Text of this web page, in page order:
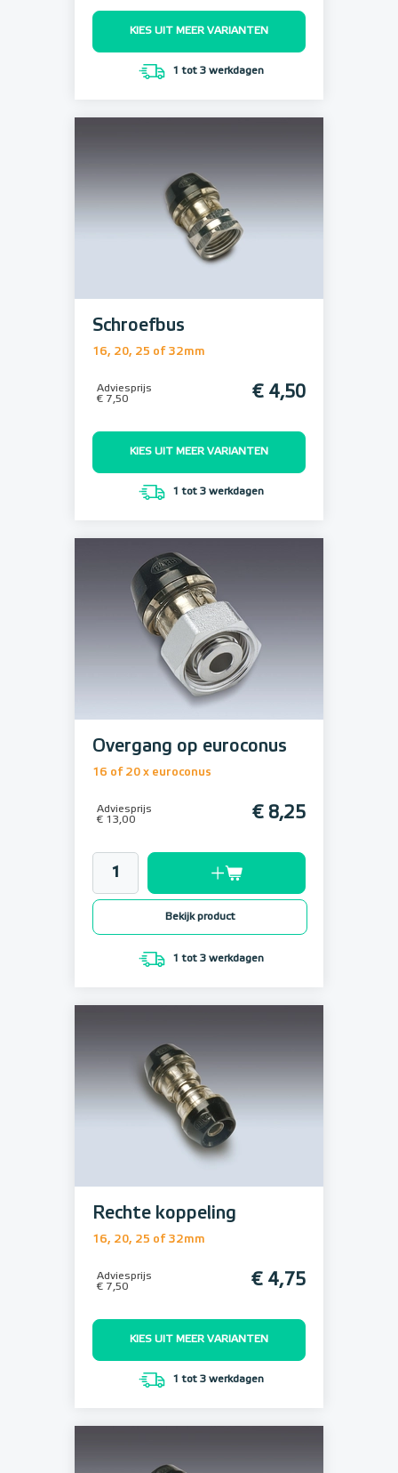
KIES UIT MEER VARIANTEN
1 tot 3 werkdagen
Schroefbus
16, 20, 25 of 32mm
Adviesprijs
€ 7,50
€ 4,50
KIES UIT MEER VARIANTEN
1 tot 3 werkdagen
Overgang op euroconus
16 of 20 x euroconus
Adviesprijs
€ 13,00
€ 8,25
Bekijk product
1 tot 3 werkdagen
Rechte koppeling
16, 20, 25 of 32mm
Adviesprijs
€ 7,50
€ 4,75
KIES UIT MEER VARIANTEN
1 tot 3 werkdagen